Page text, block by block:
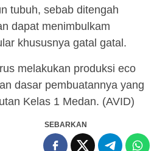
tubuh, sebab ditengah
dapat menimbulkam
khususnya gatal gatal.
melakukan produksi eco
dasar pembuatannya yang
Kelas 1 Medan. (AVID)
SEBARKAN